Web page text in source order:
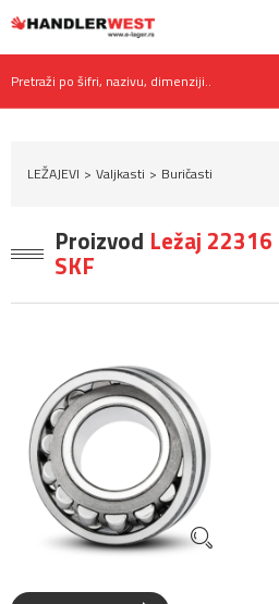
Pretraži po šifri, nazivu, dimenziji..
LEŽAJEVI Valjkasti Buričasti
Proizvod Ležaj
SKF